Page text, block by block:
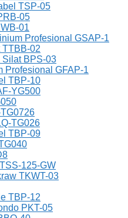
TSP-05
05
01
Profesional GSAP-1
TTBB-02
Silat BPS-03
Profesional GFAP-1
TBP-10
YG500
TG026
TBP-09
125-GW
TKWT-03
TBP-12
PKT-05